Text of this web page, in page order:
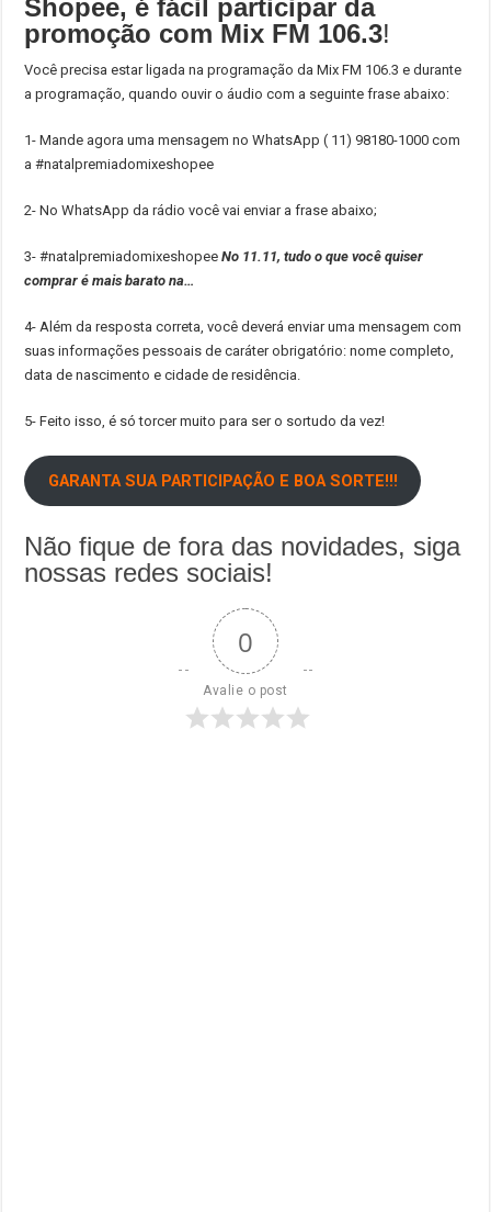
Shopee, é fácil participar da
promoção com Mix FM 106.3!
Você precisa estar ligada na programação da Mix FM 106.3 e durante
a programação, quando ouvir o áudio com a seguinte frase abaixo:
1- Mande agora uma mensagem no WhatsApp ( 11) 98180-1000 com
a #natalpremiadomixeshopee
2- No WhatsApp da rádio você vai enviar a frase abaixo;
3- #natalpremiadomixeshopeeNo 11.11, tudo o que você quiser
comprar é mais barato na…
4- Além da resposta correta, você deverá enviar uma mensagem com
suas informações pessoais de caráter obrigatório: nome completo,
data de nascimento e cidade de residência.
5- Feito isso, é só torcer muito para ser o sortudo da vez!
GARANTA SUA PARTICIPAÇÃO E BOA SORTE!!!
Não fique de fora das novidades, siga
nossas redes sociais!
0
Avalie o post